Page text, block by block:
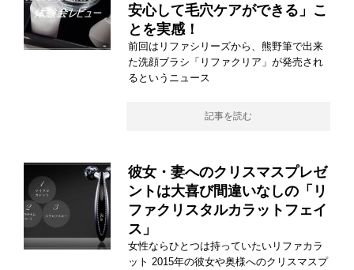
安心して毛穴ケアができる」こ
とを実感！
前回はリファシリーズから、熊野筆で出来
た洗顔ブラシ「リファクリア」が発売され
るというニュース
記事を読む
彼女・妻へのクリスマスプレゼ
ントは大喜び間違いなしの「リ
ファクリスタルカラットフェイ
ス」
女性ならひとつは持っていたいリファカラ
ット 2015年の彼女や奥様へのクリスマスプ